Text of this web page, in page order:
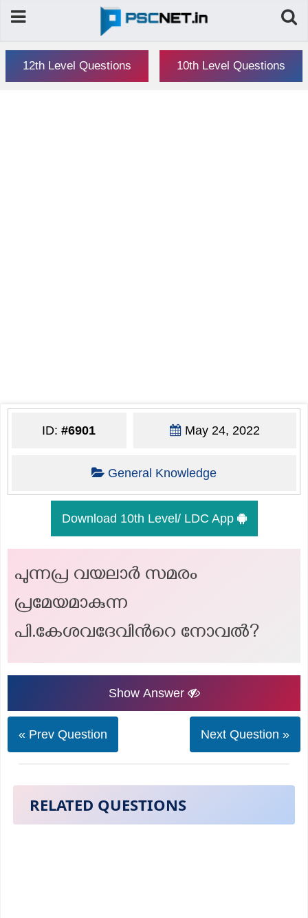
12th Level Questions 10th Level Questions
ID:#6901 May 24, 2022
General Knowledge
Download 10th Level/ LDC App
പുന്നപ്ര വയലാര്‍ സമരം
പ്രമേയമാകുന്ന
പി.കേശവദേവിന്‍റെ നോവല്‍?
Show Answer
« Prev Question Next Question »
RELATED QUESTIONS